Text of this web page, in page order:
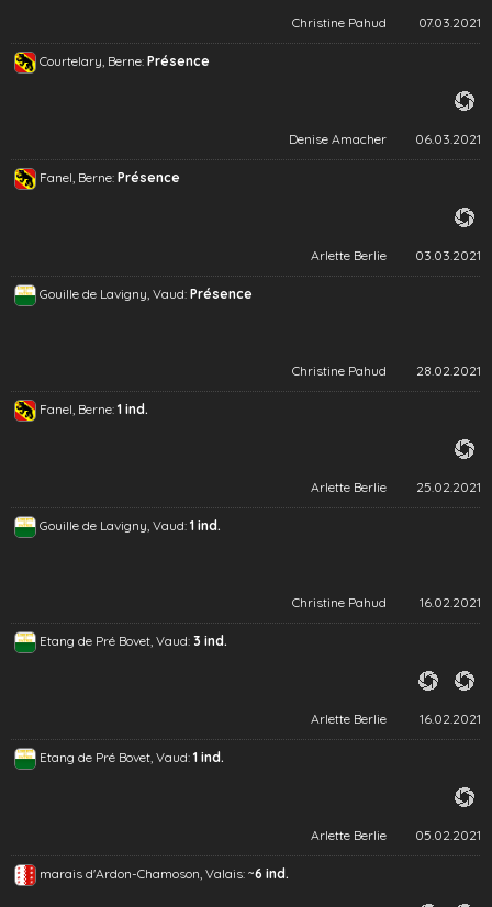
Christine Pahud 07.03.2021
Courtelary, Berne: Présence
Denise Amacher 06.03.2021
Fanel, Berne: Présence
Arlette Berlie 03.03.2021
Gouille de Lavigny, Vaud: Présence
Christine Pahud 28.02.2021
Fanel, Berne: 1 ind.
Arlette Berlie 25.02.2021
Gouille de Lavigny, Vaud: 1 ind.
Christine Pahud 16.02.2021
Etang de Pré Bovet, Vaud: 3 ind.
Arlette Berlie 16.02.2021
Etang de Pré Bovet, Vaud: 1 ind.
Arlette Berlie 05.02.2021
marais d'Ardon-Chamoson, Valais: ~6 ind.